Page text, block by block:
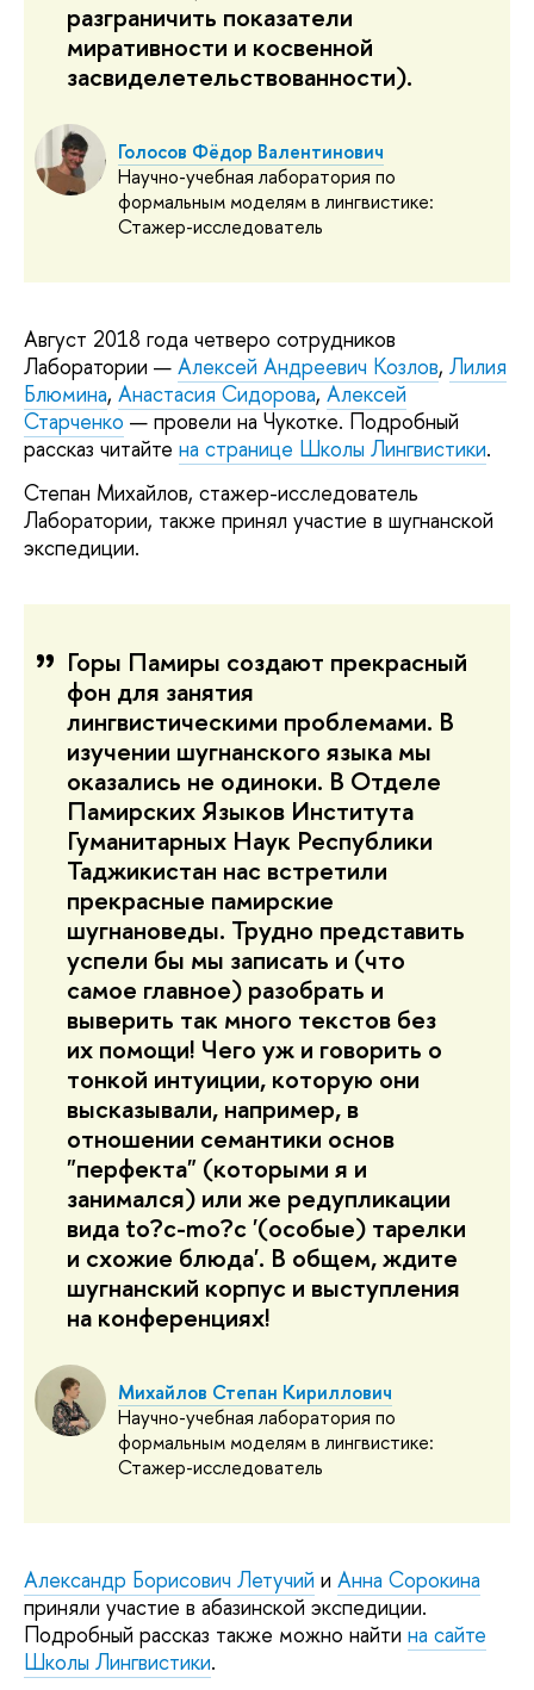
разграничить показатели
миративности и косвенной
засвиделетельствованности).
Голосов Фёдор Валентинович
Научно-учебная лаборатория по
формальным моделям в лингвистике:
Стажер-исследователь
Август 2018 года четверо сотрудников
Лаборатории — Алексей Андреевич Козлов, Лилия
Блюмина, Анастасия Сидорова, Алексей
Старченко — провели на Чукотке. Подробный
рассказ читайте на странице Школы Лингвистики.
Степан Михайлов, стажер-исследователь
Лаборатории, также принял участие в шугнанской
экспедиции.
Горы Памиры создают прекрасный
фон для занятия
лингвистическими проблемами. В
изучении шугнанского языка мы
оказались не одиноки. В Отделе
Памирских Языков Института
Гуманитарных Наук Республики
Таджикистан нас встретили
прекрасные памирские
шугнановеды. Трудно представить
успели бы мы записать и (что
самое главное) разобрать и
выверить так много текстов без
их помощи! Чего уж и говорить о
тонкой интуиции, которую они
высказывали, например, в
отношении семантики основ
"перфекта" (которыми я и
занимался) или же редупликации
вида to?c-mo?c '(особые) тарелки
и схожие блюда'. В общем, ждите
шугнанский корпус и выступления
на конференциях!
Михайлов Степан Кириллович
Научно-учебная лаборатория по
формальным моделям в лингвистике:
Стажер-исследователь
Александр Борисович Летучий и Анна Сорокина
приняли участие в абазинской экспедиции.
Подробный рассказ также можно найти на сайте
Школы Лингвистики.